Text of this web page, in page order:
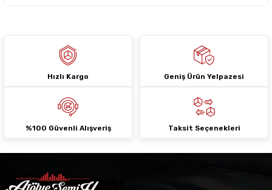
Hızlı Kargo Geniş Ürün Yelpazesi
%100 Güvenli Alışveriş Taksit Seçenekleri